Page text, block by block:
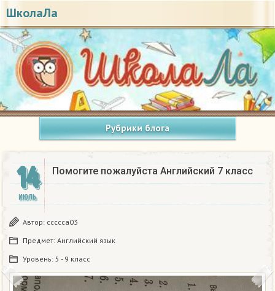
ШколаЛа
Рубрики блога
14
ИЮЛЬ
Помогите пожалуйста Английский 7 класс ​
Автор: ccccca03
Предмет: Английский язык
Уровень: 5 - 9 класс